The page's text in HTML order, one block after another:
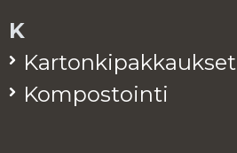
K
Kar­ton­ki­pak­kauk­set
Kom­pos­toin­ti